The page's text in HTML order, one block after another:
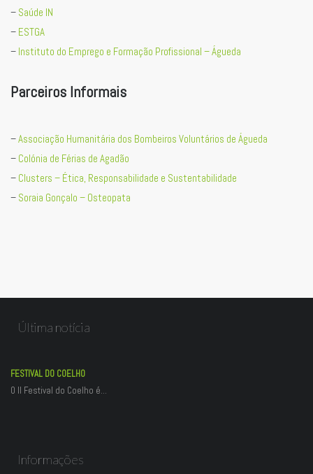
– Saúde IN
– ESTGA
– Instituto do Emprego e Formação Profissional – Águeda
Parceiros Informais
–Associação Humanitária dos Bombeiros Voluntários de Águeda
– Colónia de Férias de Agadão
– Clusters – Ética, Responsabilidade e Sustentabilidade
– Soraia Gonçalo – Osteopata
Última notícia
FESTIVAL DO COELHO
O II Festival do Coelho é…
Informações